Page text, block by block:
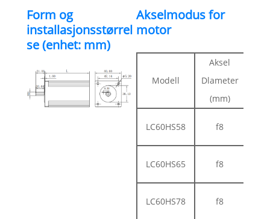
Form og
installasjonsstørrel
se (enhet: mm)
Akselmodus for
motor
Modell
Aksel
Dlameter
(mm)
LC60HS58 f8
LC60HS65 f8
LC60HS78 f8